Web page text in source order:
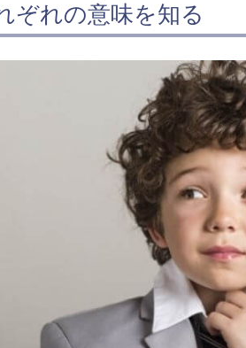
ぞれの意味を知る